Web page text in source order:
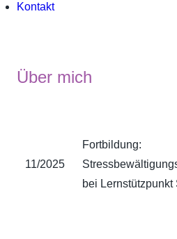
Kontakt
Über mich
11/2025
Fortbildung:
bei